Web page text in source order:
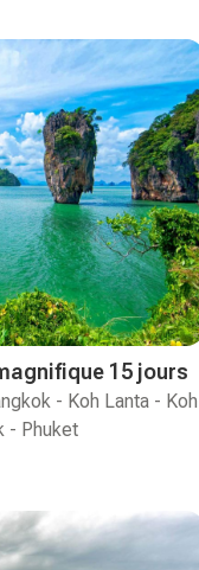
15 jours
- Koh Lanta - Koh
- Phuket